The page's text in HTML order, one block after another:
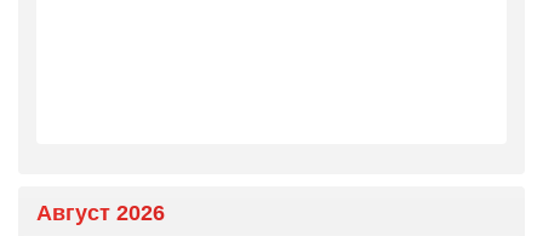
Август 2026